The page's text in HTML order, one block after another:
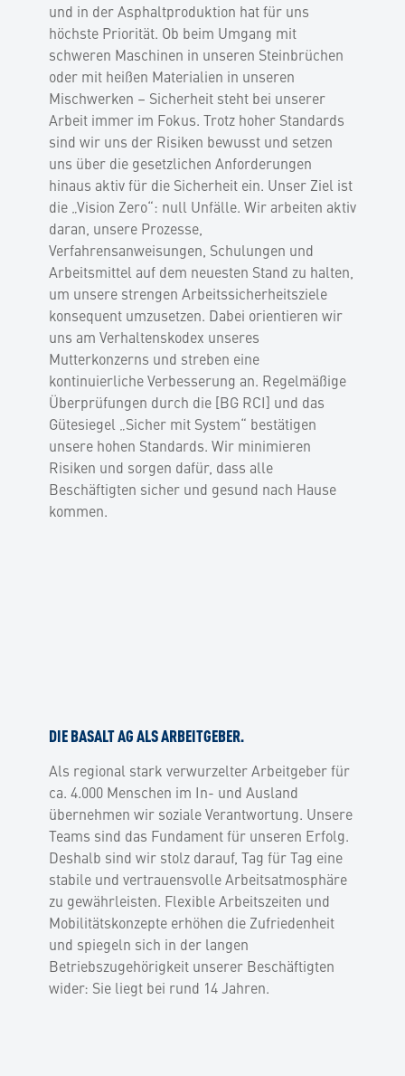
und in der Asphaltproduktion hat für uns
höchste Priorität. Ob beim Umgang mit
schweren Maschinen in unseren Steinbrüchen
oder mit heißen Materialien in unseren
Mischwerken – Sicherheit steht bei unserer
Arbeit immer im Fokus. Trotz hoher Standards
sind wir uns der Risiken bewusst und setzen
uns über die gesetzlichen Anforderungen
hinaus aktiv für die Sicherheit ein. Unser Ziel ist
die „Vision Zero“: null Unfälle. Wir arbeiten aktiv
daran, unsere Prozesse,
Verfahrensanweisungen, Schulungen und
Arbeitsmittel auf dem neuesten Stand zu halten,
um unsere strengen Arbeitssicherheitsziele
konsequent umzusetzen. Dabei orientieren wir
uns am Verhaltenskodex unseres
Mutterkonzerns und streben eine
kontinuierliche Verbesserung an. Regelmäßige
Überprüfungen durch die [BG RCI] und das
Gütesiegel „Sicher mit System“ bestätigen
unsere hohen Standards. Wir minimieren
Risiken und sorgen dafür, dass alle
Beschäftigten sicher und gesund nach Hause
kommen.
DIE BASALT AG ALS ARBEITGEBER.
Als regional stark verwurzelter Arbeitgeber für
ca. 4.000 Menschen im In- und Ausland
übernehmen wir soziale Verantwortung. Unsere
Teams sind das Fundament für unseren Erfolg.
Deshalb sind wir stolz darauf, Tag für Tag eine
stabile und vertrauensvolle Arbeitsatmosphäre
zu gewährleisten. Flexible Arbeitszeiten und
Mobilitätskonzepte erhöhen die Zufriedenheit
und spiegeln sich in der langen
Betriebszugehörigkeit unserer Beschäftigten
wider: Sie liegt bei rund 14 Jahren.